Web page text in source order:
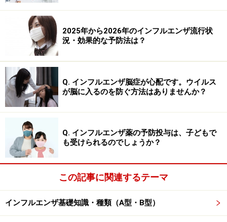
ワクチン接種は１００％安全とはいえないので現在は同
意書をとった上で接種が実施されています。何故毎年受
けないといけないのか？という疑問をもたれる人も多い
ようですが、インフルエンザワクチンは、A型2種類とB
型1種類の3種類が入っています。それぞれに突然変異が
あるために毎年違ったウイルスを使ってワクチンを生産
しているからです。
世界保健機構の予想に基づいて流行する時期が異なる北
半球と南半球では異なるワクチンが接種されています。
ワクチンによる免疫（血中抗体）は上昇に数週間かかり
ます。流行の時期は通常12月から始まるので11月中の接
後に強く揉むとワクチン液が漏れてしまうので強く揉ま
ないようにしましょう。接種したワクチンが有効かどう
2025年から2026年のインフルエンザ流行状
況・効果的な予防法は？
Q. インフルエンザ脳症が心配です。ウイルス
が脳に入るのを防ぐ方法はありませんか？
Q. インフルエンザ薬の予防投与は、子どもで
も受けられるのでしょうか？
この記事に関連するテーマ
インフルエンザ基礎知識・種類（A型・B型）